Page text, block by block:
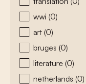
wwi (0)
art (0)
bruges (0)
literature (0)
netherlands (0)